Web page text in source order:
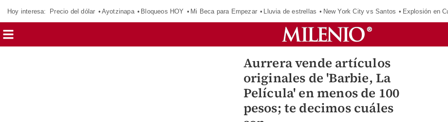
Hoy interesa: Precio del dólar Ayotzinapa Bloqueos HOY Mi Beca para Empezar Lluvia de estrellas New York City vs Santos Explosión en
Aurrera vende artículos
originales de 'Barbie, La
Película' en menos de 100
pesos; te decimos cuáles